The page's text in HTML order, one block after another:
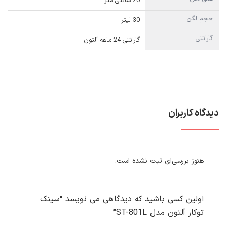
حجم لگن
30 لیتر
گارانتی
گارانتی 24 ماهه آلتون
دیدگاه کاربران
هنوز بررسی‌ای ثبت نشده است.
اولین کسی باشید که دیدگاهی می نویسد “سینک
توکار آلتون مدل ST-801L”